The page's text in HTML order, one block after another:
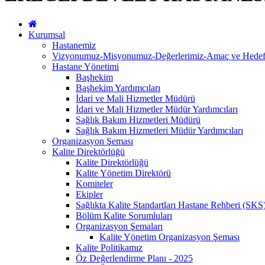
Kurumsal
Hastanemiz
Vizyonumuz-Misyonumuz-Değerlerimiz-Amaç ve
Hastane Yönetimi
Başhekim
Başhekim Yardımcıları
İdari ve Mali Hizmetler Müdürü
İdari ve Mali Hizmetler Müdür Yardımcıları
Sağlık Bakım Hizmetleri Müdürü
Sağlık Bakım Hizmetleri Müdür Yardımcıları
Organizasyon Şeması
Kalite Direktörlüğü
Kalite Direktörlüğü
Kalite Yönetim Direktörü
Komiteler
Ekipler
Sağlıkta Kalite Standartları Hastane Rehberi
Bölüm Kalite Sorumluları
Organizasyon Şemaları
Kalite Yönetim Organizasyon Şeması
Kalite Politikamız
Öz Değerlendirme Planı - 2025